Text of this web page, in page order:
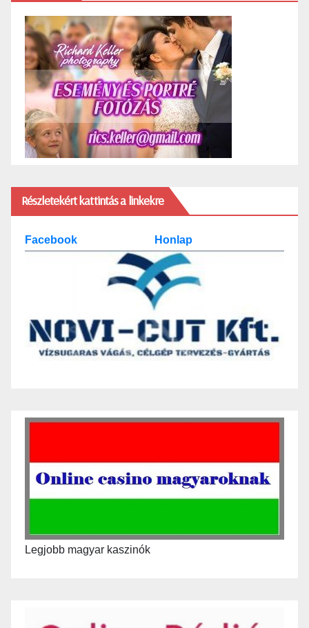
Részletekért kattintás a linkekre
Facebook Honlap
Legjobb magyar kaszinók